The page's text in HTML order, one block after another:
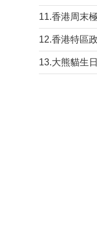
11.香港周末
13.大熊貓生